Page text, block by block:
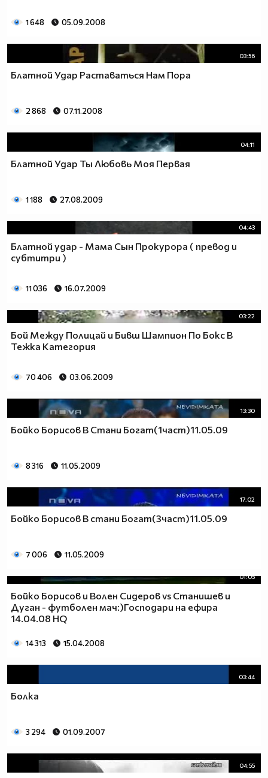
1 648 05.09.2008
03:56
Блатной Удар Раставаться Нам Пора
2 868 07.11.2008
04:11
Блатной Удар Ты Любовь Моя Первая
1 188 27.08.2009
04:43
Блатной удар - Мама Сын Прокурора ( превод и
субтитри )
11 036 16.07.2009
03:22
Бой Между Полицай и Бивш Шампион По Бокс В
Тежка Категория
70 406 03.06.2009
13:30
Бойко Борисов В Стани Богат(1част)11.05.09
8 316 11.05.2009
17:02
Бойко Борисов В стани Богат(3част)11.05.09
7 006 11.05.2009
01:05
Бойко Борисов и Волен Сидеров vs Станишев и
Дуган - футболен мач:)Господари на ефира
14.04.08 HQ
14 313 15.04.2008
03:44
Болка
3 294 01.09.2007
04:55